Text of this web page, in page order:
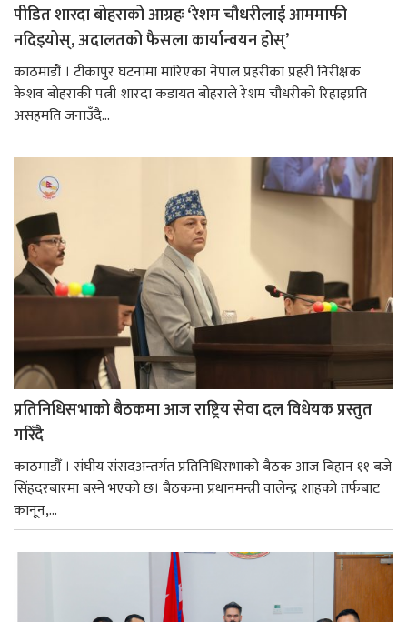
पीडित शारदा बोहराको आग्रहः ‘रेशम चौधरीलाई आममाफी
नदिइयोस्, अदालतको फैसला कार्यान्वयन होस्’
काठमाडौं । टीकापुर घटनामा मारिएका नेपाल प्रहरीका प्रहरी निरीक्षक
केशव बोहराकी पत्नी शारदा कडायत बोहराले रेशम चौधरीको रिहाइप्रति
असहमति जनाउँदै...
प्रतिनिधिसभाको बैठकमा आज राष्ट्रिय सेवा दल विधेयक प्रस्तुत
गरिँदै
काठमाडौँ । संघीय संसदअन्तर्गत प्रतिनिधिसभाको बैठक आज बिहान ११ बजे
सिंहदरबारमा बस्ने भएको छ। बैठकमा प्रधानमन्त्री वालेन्द्र शाहको तर्फबाट
कानून,...